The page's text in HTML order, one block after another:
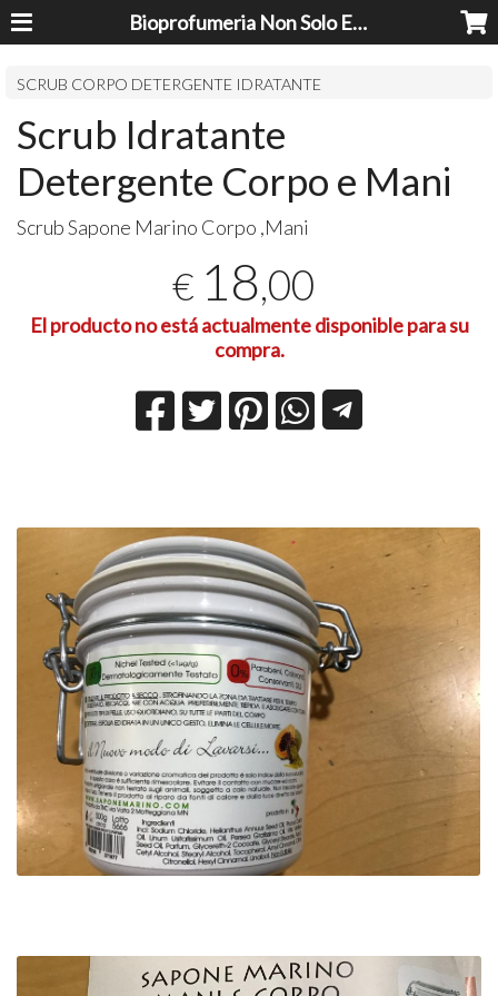
Bioprofumeria Non Solo Essenze
SCRUB CORPO DETERGENTE IDRATANTE
Scrub Idratante
Detergente Corpo e Mani
Scrub Sapone Marino Corpo ,Mani
€ 18,00
El producto no está actualmente disponible para su
compra.